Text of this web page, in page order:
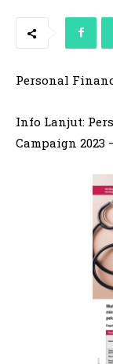
Personal
Info Lanjut:
Campaign